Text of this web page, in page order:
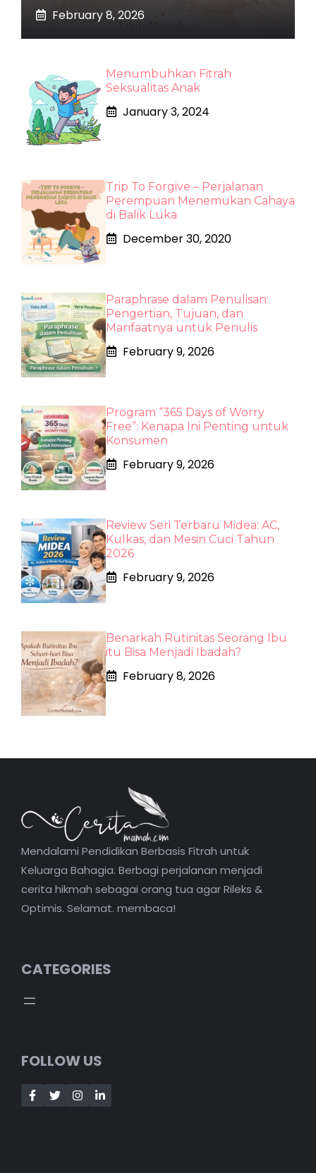
February 8, 2026
Menumbuhkan Fitrah
Seksualitas Anak
January 3, 2024
Trip To Forgive – Perjalanan
Perempuan Menemukan Cahaya
di Balik Luka
December 30, 2020
Paraphrase dalam Penulisan:
Pengertian, Tujuan, dan
Manfaatnya untuk Penulis
February 9, 2026
Program “365 Days of Worry
Free”: Kenapa Ini Penting untuk
Konsumen
February 9, 2026
Review Seri Terbaru Midea: AC,
Kulkas, dan Mesin Cuci Tahun
2026
February 9, 2026
Benarkah Rutinitas Seorang Ibu
itu Bisa Menjadi Ibadah?
February 8, 2026
Mendalami Pendidikan Berbasis Fitrah untuk
Keluarga Bahagia. Berbagi perjalanan menjadi
cerita hikmah sebagai orang tua agar Rileks &
Optimis. Selamat. membaca!
CATEGORIES
FOLLOW US